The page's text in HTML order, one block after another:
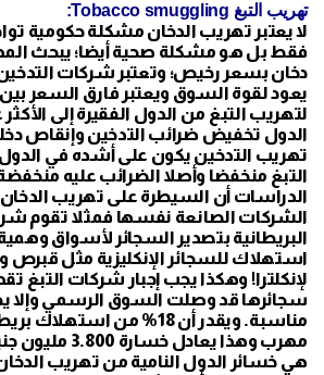
تهريب التبغ Tobacco smuggling:
لا يعتبر تهريب الدخان مشكلة حكومية
فقط بل هو مشكلة صحية أيضا؛ يبحث
دخان بسعر رخيص؛ وتعتبر شركات
يعود لقوة السوق ويعتبر فارق السعر بين
لتهريب التبغ من الدول الفقيرة إلى
الدول تخفيض ضرائب التدخين وإنقاص
تهريب التدخين يكون على أشده في
التبغ منخفضا وأصلا الضرائب عليه
الدراسات أن السيطرة على تهريب الدخان
الشركات الصانعة نفسها فمثلا تقوم
البريطانية بتصدير السجائر لأسواق
استهلاك للسجائر الإنكليزية مثل قبرص
لإنكلترا! وهكذا يجب إجبار شركات التبغ
سجائرها قد وصلت السوق الرسمي وإلا
مناسبة. ويقدر أن 18% من
مهرب وهذا يعادل
هي خسائر الدول النامية من تهريب